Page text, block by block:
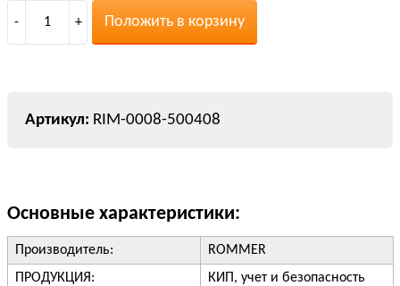
- 1 + Положить в корзину
RIM-0008-500408
Основные характеристики:
Производитель:
ROMMER
ПРОДУКЦИЯ:
КИП, учет и безопасность